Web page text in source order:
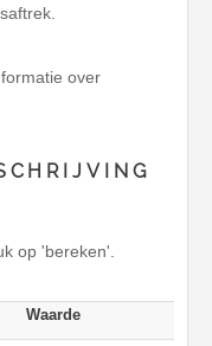
over
op 'bereken'.
Waarde